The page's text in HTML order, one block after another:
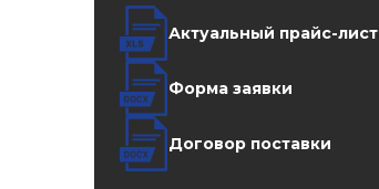
Актуальный прайс-лист
Форма заявки
Договор поставки